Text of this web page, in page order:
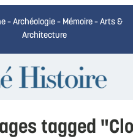
– Archéologie – Mémoire – Arts &
Architecture
tagged